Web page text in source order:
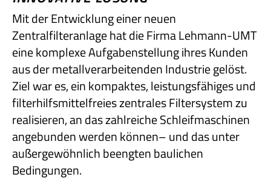
Mit der Entwicklung einer neuen
Zentralfilteranlage hat die Firma Lehmann-UMT
eine komplexe Aufgabenstellung ihres Kunden
aus der metallverarbeitenden Industrie gelöst.
Ziel war es, ein kompaktes, leistungsfähiges und
filterhilfsmittelfreies zentrales Filtersystem zu
realisieren, an das zahlreiche Schleifmaschinen
angebunden werden können– und das unter
außergewöhnlich beengten baulichen
Bedingungen.